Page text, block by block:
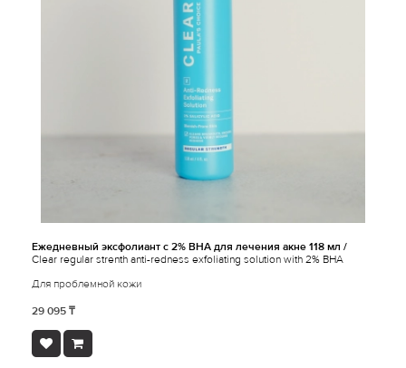
Ежедневный эксфолиант с 2% ВНА для лечения акне 118 мл /
Clear regular strenth anti-redness exfoliating solution with 2% BHA
Для проблемной кожи
29 095 ₸